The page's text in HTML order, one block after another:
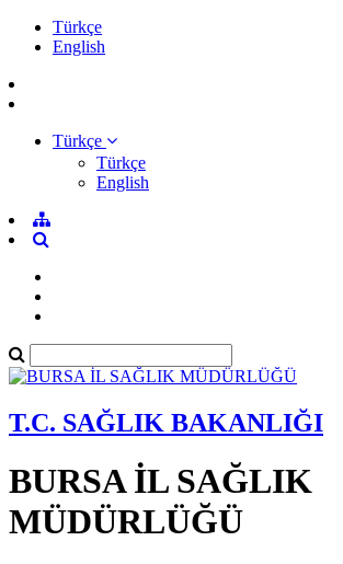
Türkçe
English
Türkçe
Türkçe
English
T.C. SAĞLIK BAKANLIĞI
BURSA İL SAĞLIK
MÜDÜRLÜĞÜ